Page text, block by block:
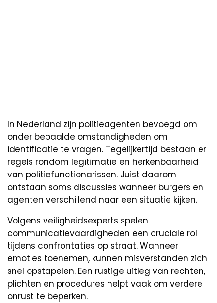
In Nederland zijn politieagenten bevoegd om
onder bepaalde omstandigheden om
identificatie te vragen. Tegelijkertijd bestaan er
regels rondom legitimatie en herkenbaarheid
van politiefunctionarissen. Juist daarom
ontstaan soms discussies wanneer burgers en
agenten verschillend naar een situatie kijken.
Volgens veiligheidsexperts spelen
communicatievaardigheden een cruciale rol
tijdens confrontaties op straat. Wanneer
emoties toenemen, kunnen misverstanden zich
snel opstapelen. Een rustige uitleg van rechten,
plichten en procedures helpt vaak om verdere
onrust te beperken.